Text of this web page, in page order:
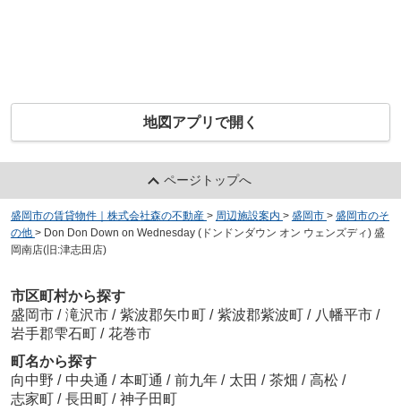
地図アプリで開く
ページトップへ
盛岡市の賃貸物件｜株式会社森の不動産 > 周辺施設案内 > 盛岡市 > 盛岡市のそ
の他 > Don Don Down on Wednesday (ドンドンダウン オン ウェンズディ) 盛
岡南店(旧:津志田店)
市区町村から探す
盛岡市 / 滝沢市 / 紫波郡矢巾町 / 紫波郡紫波町 / 八幡平市 /
岩手郡雫石町 / 花巻市
町名から探す
向中野 / 中央通 / 本町通 / 前九年 / 太田 / 茶畑 / 高松 /
志家町 / 長田町 / 神子田町